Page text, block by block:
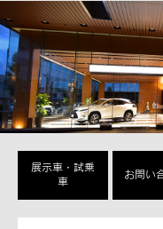
展示車・試乗
車
お問い